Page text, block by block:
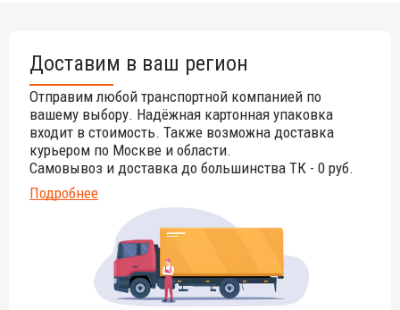
Доставим в ваш регион
Отправим любой транспортной компанией по
вашему выбору. Надёжная картонная упаковка
входит в стоимость. Также возможна доставка
курьером по Москве и области.
Самовывоз и доставка до большинства ТК - 0 руб.
Подробнее